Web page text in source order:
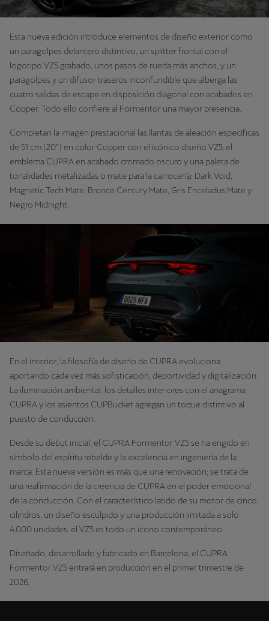
Esta nueva edición introduce elementos de diseño exterior como
un paragolpes delantero distintivo, un splitter frontal con el
logotipo VZ5 grabado, unos pasos de rueda más anchos, y un
paragolpes y un difusor traseros inconfundible que alberga las
cuatro salidas de escape en disposición diagonal con acabados en
Copper. Todo ello confiere al Formentor una mayor presencia.
Completan la imagen prestacional las llantas de aleación específicas
de 51 cm (20”) en color Copper con el icónico diseño VZ5, el
emblema CUPRA en acabado cromado oscuro y una paleta de
tonalidades metalizadas o mate para la carrocería: Dark Void,
Magnetic Tech Mate, Bronce Century Mate, Gris Enceladus Mate y
Negro Midnight.
En el interior, la filosofía de diseño de CUPRA evoluciona
aportando cada vez más sofisticación, deportividad y digitalización.
La iluminación ambiental, los detalles interiores con el anagrama
CUPRA y los asientos CUPBucket agregan un toque distintivo al
puesto de conducción.
Desde su debut inicial, el CUPRA Formentor VZ5 se ha erigido en
símbolo del espíritu rebelde y la excelencia en ingeniería de la
marca. Esta nueva versión es más que una renovación; se trata de
una reafirmación de la creencia de CUPRA en el poder emocional
de la conducción. Con el característico latido de su motor de cinco
cilindros, un diseño esculpido y una producción limitada a solo
4.000 unidades, el VZ5 es todo un icono contemporáneo.
Diseñado, desarrollado y fabricado en Barcelona, el CUPRA
Formentor VZ5 entrará en producción en el primer trimestre de
2026.